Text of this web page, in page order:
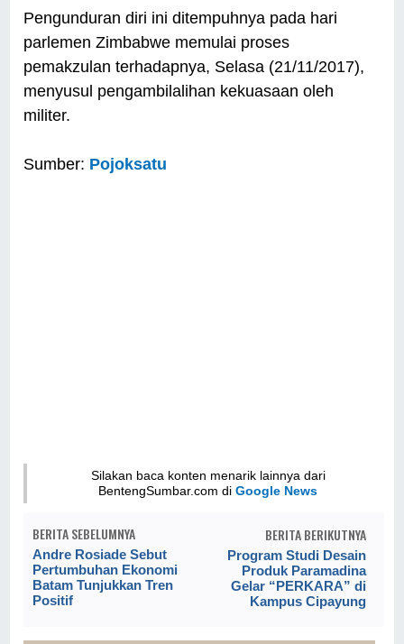
Pengunduran diri ini ditempuhnya pada hari
parlemen Zimbabwe memulai proses
pemakzulan terhadapnya, Selasa (21/11/2017),
menyusul pengambilalihan kekuasaan oleh
militer.
Sumber: Pojoksatu
Silakan baca konten menarik lainnya dari
BentengSumbar.com diGoogle News
BERITA SEBELUMNYA
Andre Rosiade Sebut
Pertumbuhan Ekonomi
Batam Tunjukkan Tren
Positif
BERITA BERIKUTNYA
Program Studi Desain
Produk Paramadina
Gelar “PERKARA” di
Kampus Cipayung